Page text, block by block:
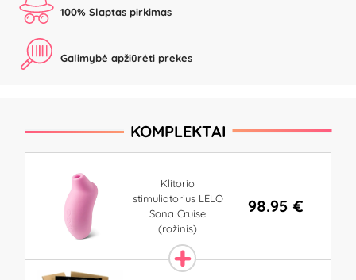
100% Slaptas pirkimas
Galimybė apžiūrėti prekes
KOMPLEKTAI
Klitorio
stimuliatorius LELO
Sona Cruise
(rožinis)
98.95 €